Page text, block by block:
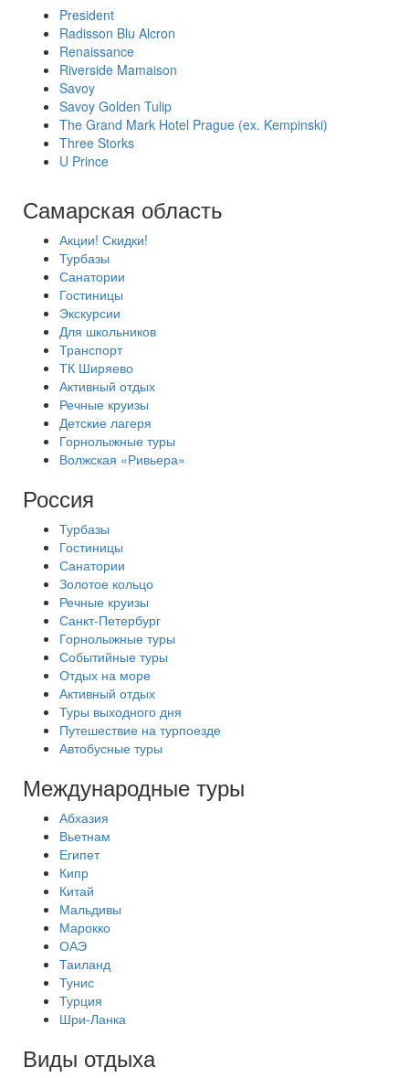
President
Radisson Blu Alcron
Renaissance
Riverside Mamaison
Savoy
Savoy Golden Tulip
The Grand Mark Hotel Prague (ex. Kempinski)
Three Storks
U Prince
Самарская область
Акции! Скидки!
Турбазы
Санатории
Гостиницы
Экскурсии
Для школьников
Транспорт
ТК Ширяево
Активный отдых
Речные круизы
Детские лагеря
Горнолыжные туры
Волжская «Ривьера»
Россия
Турбазы
Гостиницы
Санатории
Золотое кольцо
Речные круизы
Санкт-Петербург
Горнолыжные туры
Событийные туры
Отдых на море
Активный отдых
Туры выходного дня
Путешествие на турпоезде
Автобусные туры
Международные туры
Абхазия
Вьетнам
Египет
Кипр
Китай
Мальдивы
Марокко
ОАЭ
Таиланд
Тунис
Турция
Шри-Ланка
Виды отдыха